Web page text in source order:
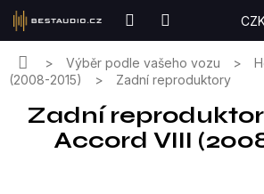
Přejít
obsah
DomůVýběr podle vašeho vozu
(2008-2015)
Zadní reproduktory
Zadní
Accord VIII